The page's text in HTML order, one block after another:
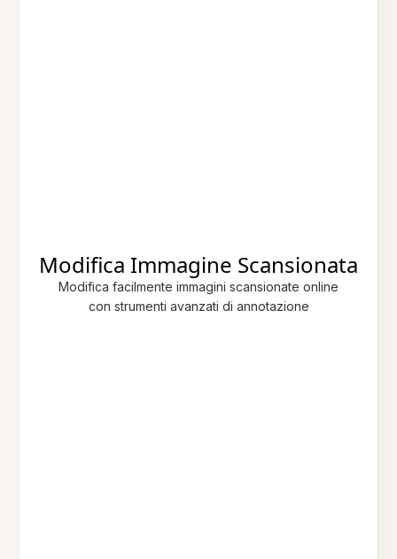
Modifica Immagine Scansionata
Modifica facilmente immagini scansionate online
con strumenti avanzati di annotazione